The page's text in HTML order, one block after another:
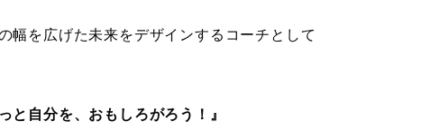
幅を広げた未来をデザインするコーチとして
っと自分を、おもしろがろう！』